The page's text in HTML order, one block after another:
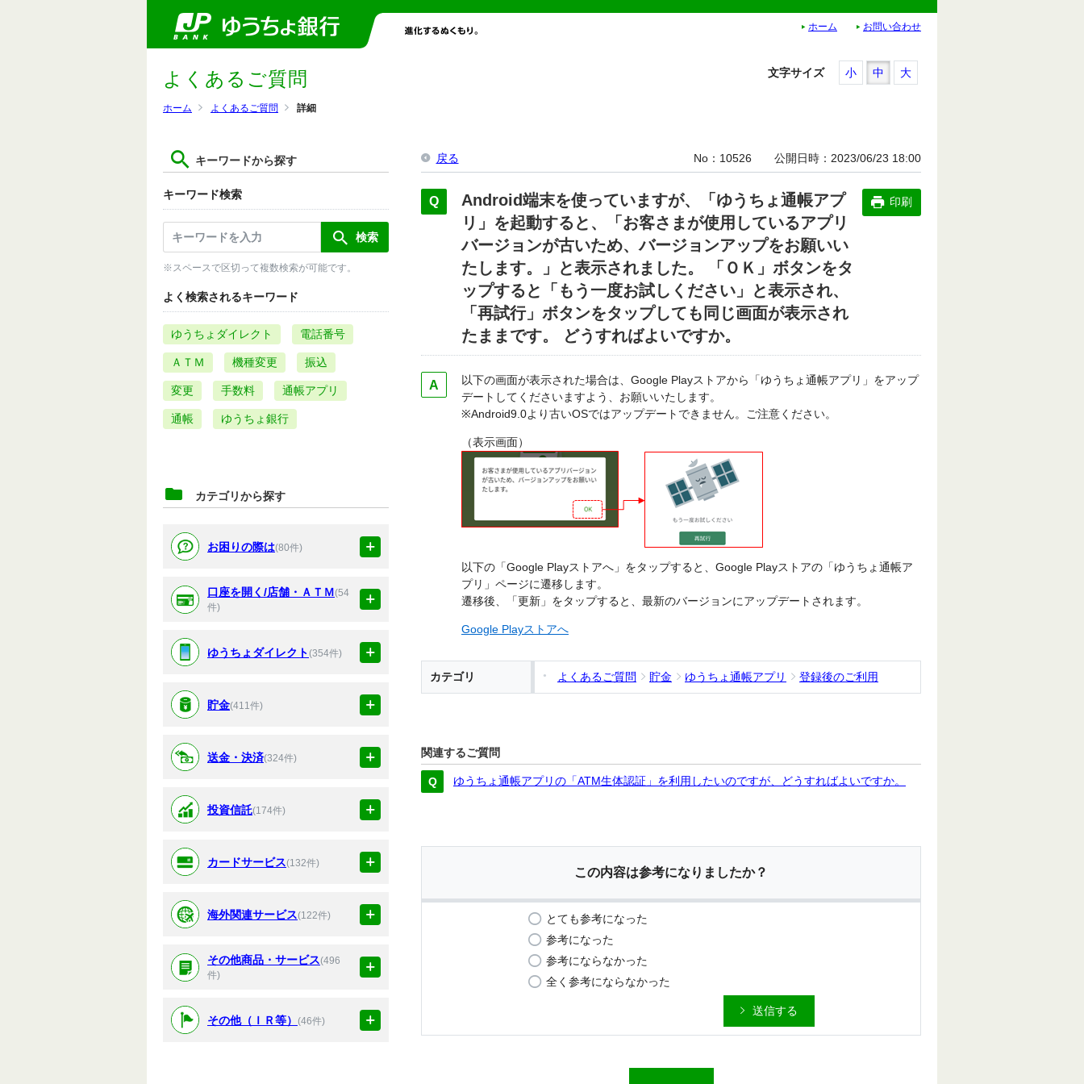
ホーム お問い合わせ
ホーム よくあるご質問 詳細
よくあるご質問
キーワードから探す
キーワード検索
※スペースで区切って複数検索が可能です。
よく検索されるキーワード
ゆうちょダイレクト 電話番号
ＡＴＭ 機種変更 振込
変更 手数料 通帳アプリ
通帳 ゆうちょ銀行
カテゴリから探す
お困りの際は(80件)
口座を開く/店舗・ＡＴＭ(54
件)
ゆうちょダイレクト(354件)
貯金(411件)
送金・決済(324件)
投資信託(174件)
カードサービス(132件)
海外関連サービス(122件)
その他商品・サービス(496
件)
その他（ＩＲ等） (46件)
文字サイズ 小 中 大
戻る No 10526 公開日時 2023/06/23 18:00
Android端末を使っていますが、「ゆうちょ通帳アプ
リ」を起動すると、「お客さまが使用しているアプリ
バージョンが古いため、バージョンアップをお願いい
たします。」と表示されました。 「ＯＫ」ボタンをタ
ップすると「もう一度お試しください」と表示され、
「再試行」ボタンをタップしても同じ画面が表示され
たままです。 どうすればよいですか。
印刷
以下の画面が表示された場合は、Google Playストアから「ゆうちょ通帳アプリ」をアップ
デートしてくださいますよう、お願いいたします。
※Android9.0より古いOSではアップデートできません。ご注意ください。
（表示画面）
以下の「Google Playストアへ」をタップすると、Google Playストアの「ゆうちょ通帳ア
プリ」ページに遷移します。
遷移後、「更新」をタップすると、最新のバージョンにアップデートされます。
Google Playストアへ
カテゴリ よくあるご質問 貯金 ゆうちょ通帳アプリ 登録後のご利用
関連するご質問
ゆうちょ通帳アプリの「ATM生体認証」を利用したいのですが、どうすればよいですか。
この内容は参考になりましたか？
とても参考になった
参考になった
参考にならなかった
全く参考にならなかった
送信する